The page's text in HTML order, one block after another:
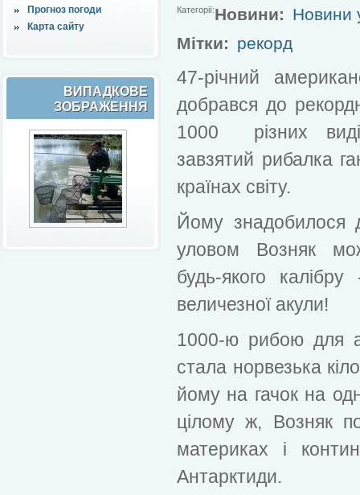
Прогноз погоди
Карта сайту
ВИПАДКОВЕ
ЗОБРАЖЕННЯ
Категорії:Новини: Новини
Мітки: рекорд
47-річний
добрався до
1000 різних
завзятий рибалка
країнах світу.
Йому знадобилося
уловом Возняк
будь-якого
величезної акули!
1000-ю рибою для
стала норвезька
йому на гачок на
цілому ж, Возняк
материках і
Антарктиди.